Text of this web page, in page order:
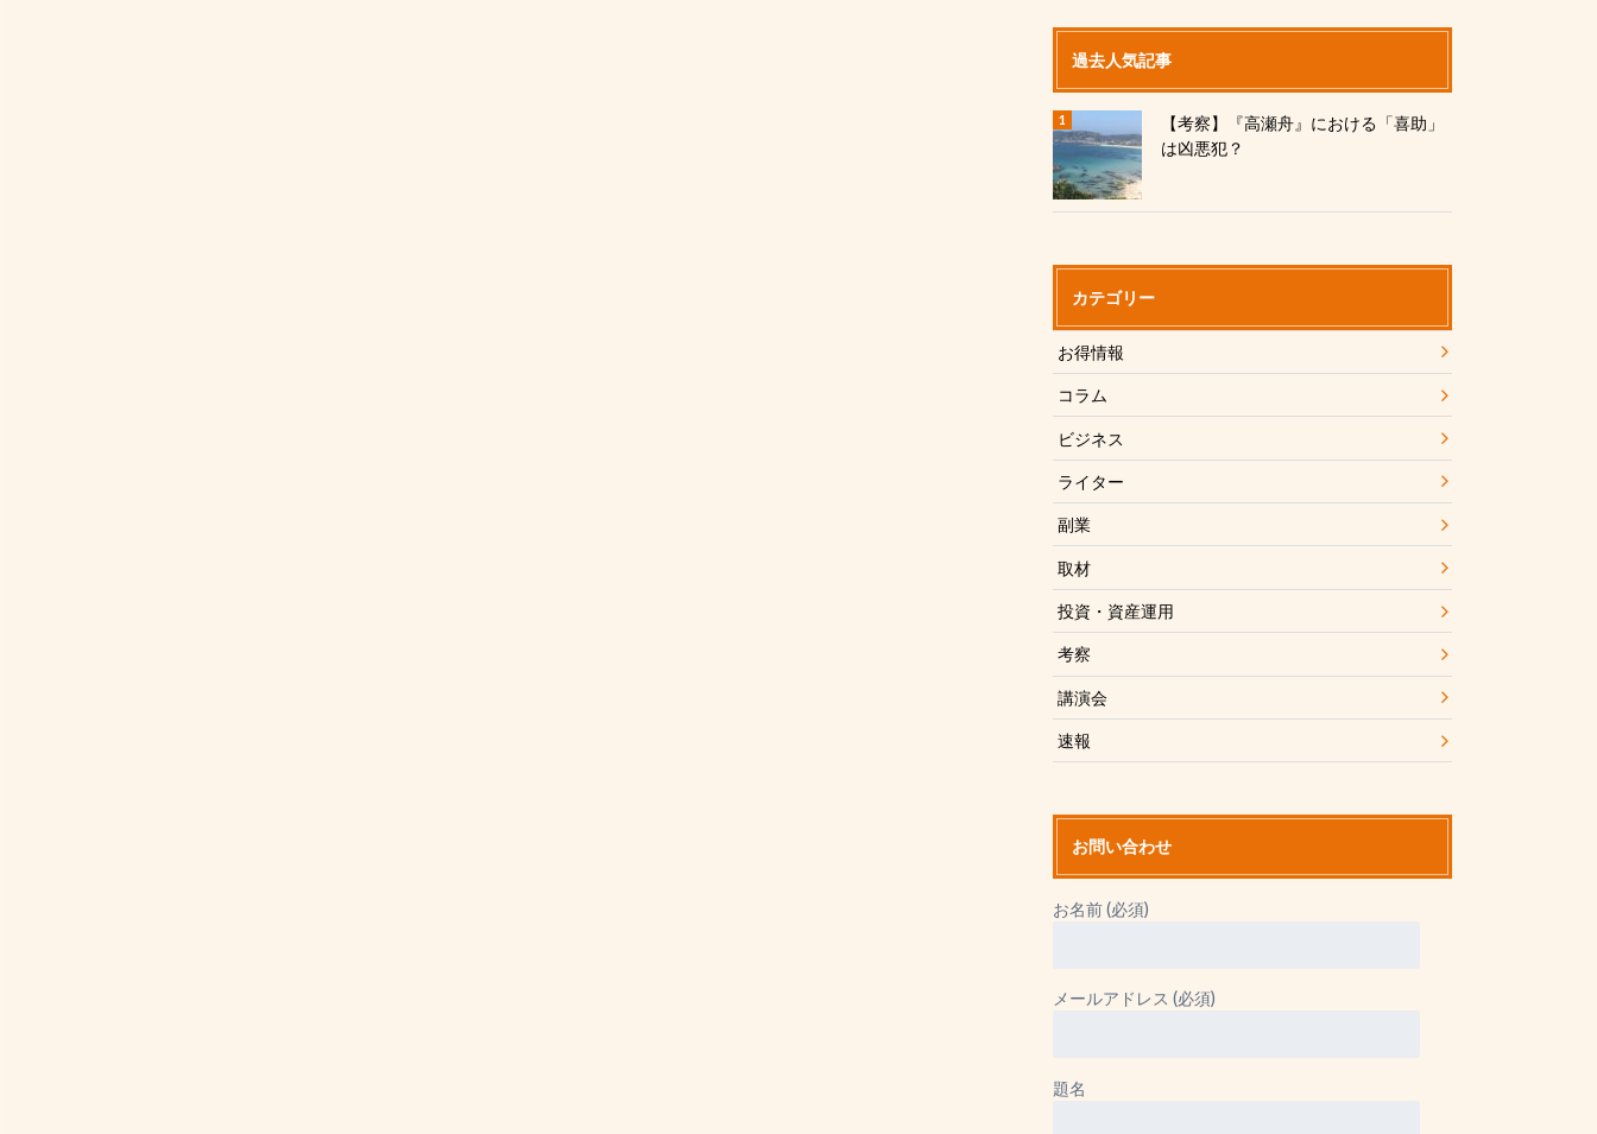
過去人気記事
【考察】『高瀬舟』における「喜助」
は凶悪犯？
カテゴリー
お得情報
コラム
ビジネス
ライター
副業
取材
投資・資産運用
考察
講演会
速報
お問い合わせ
お名前 (必須)
メールアドレス (必須)
題名